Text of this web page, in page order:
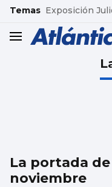
common.go-to-content
Temas Exposición
header.menu.open
La portada
noviembre